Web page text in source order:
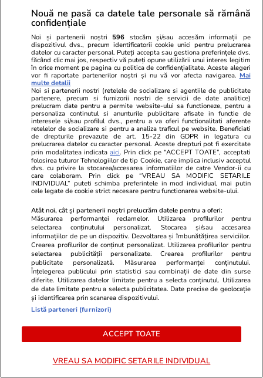
Lifestyle 17 iul.
De ce să nu păstrezi cartofii
lângă ceapă
Lifestyle 20 iul.
Ce este batch cooking și cum îți
poate simplifica mesele
săptămânale
Lifestyle 20 iul.
Ce este agar-agar și cum se
Nouă ne pasă ca datele tale personale să rămână
confidențiale
Noi și partenerii noștri 596 stocăm și/sau accesăm informații pe
dispozitivul dvs., precum identificatorii cookie unici pentru prelucrarea
datelor cu caracter personal. Puteți accepta sau gestiona preferințele dvs.
făcând clic mai jos, respectiv vă puteți opune utilizării unui interes legitim
în orice moment pe pagina cu politica de confidențialitate. Aceste alegeri
vor fi raportate partenerilor noștri și nu vă vor afecta navigarea. Mai
multe detalii
Noi si partenerii nostri (retelele de socializare si agentiile de publicitate
partenere, precum si furnizorii nostri de servicii de date analitice)
prelucram date pentru a permite website-ului sa functioneze, pentru a
personaliza continutul si anunturile publicitare afisate in functie de
interesele si/sau profilul dvs., pentru a va oferi functionalitati aferente
retelelor de socializare si pentru a analiza traficul pe website. Beneficiati
de drepturile prevazute de art. 15-22 din GDPR in legatura cu
prelucrarea datelor cu caracter personal. Aceste drepturi pot fi exercitate
prin modalitatea indicataaici. Prin click pe “ACCEPT TOATE”, acceptati
folosirea tuturor Tehnologiilor de tip Cookie, care implica inclusiv acceptul
dvs. cu privire la stocarea/accesarea informatiilor de catre Vendor-ii cu
care colaboram. Prin click pe “VREAU SA MODIFIC SETARILE
INDIVIDUAL” puteti schimba preferintele in mod individual, mai putin
cele legate de cookie strict necesare pentru functionarea website-ului.
Atât noi, cât și partenerii noștri prelucrăm datele pentru a oferi:
Măsurarea performanței reclamelor. Utilizarea profilurilor pentru
selectarea conținutului personalizat. Stocarea și/sau accesarea
informațiilor de pe un dispozitiv. Dezvoltarea și îmbunătățirea serviciilor.
Crearea profilurilor de conținut personalizat. Utilizarea profilurilor pentru
selectarea publicității personalizate. Crearea profilurilor pentru
publicitate personalizată. Măsurarea performanței conținutului.
Înțelegerea publicului prin statistici sau combinații de date din surse
diferite. Utilizarea datelor limitate pentru a selecta conținutul. Utilizarea
de date limitate pentru a selecta publicitatea. Date precise de geolocație
și identificarea prin scanarea dispozitivului.
Listă parteneri (furnizori)
ACCEPT TOATE
VREAU SA MODIFIC SETARILE INDIVIDUAL